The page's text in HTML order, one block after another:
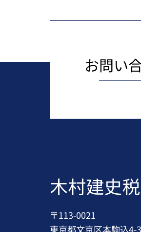
お問い
〒113-0021
東京都文京区本駒込4-